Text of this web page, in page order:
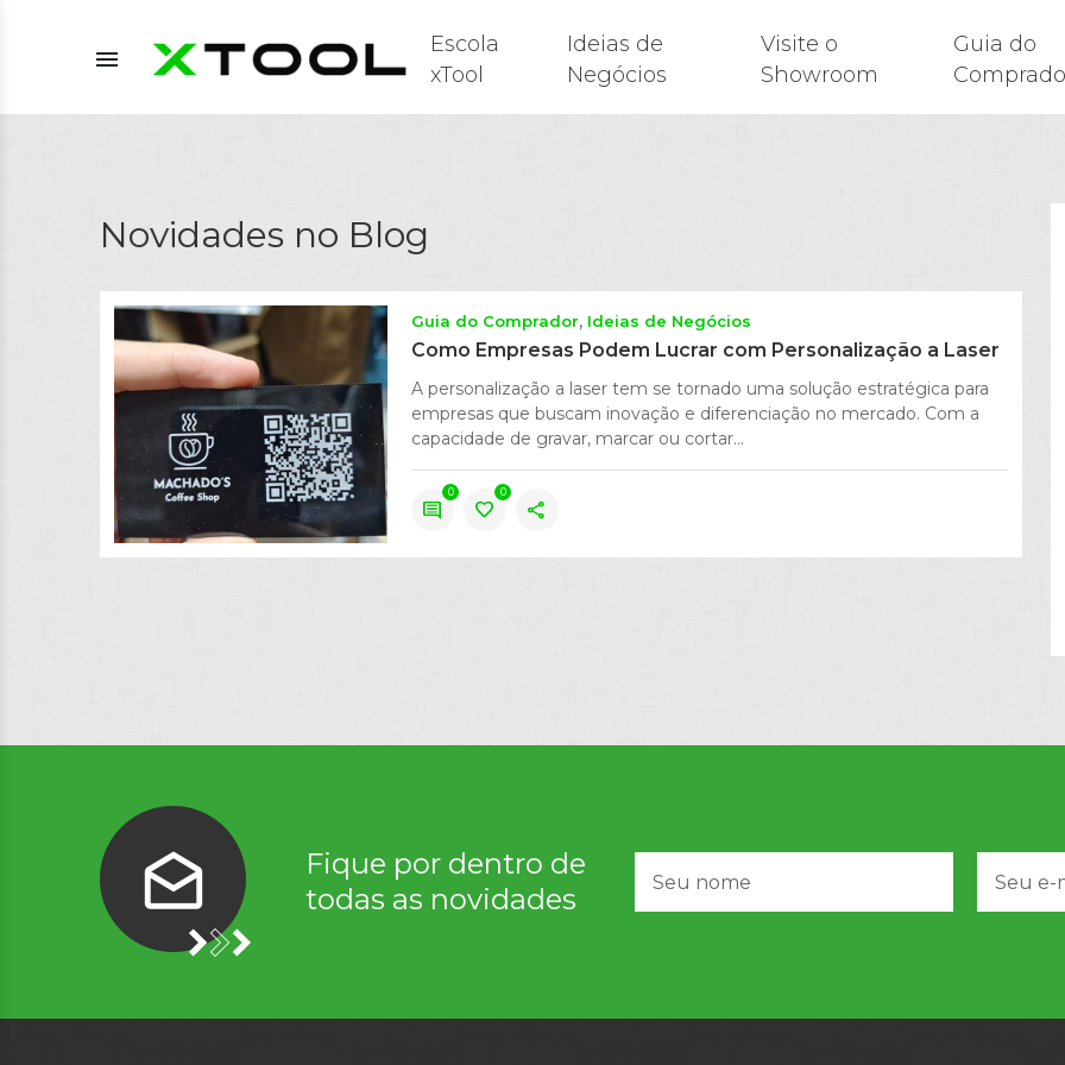
menu
Escola
xTool
Ideias de
Negócios
Visite o
Showroom
Guia do
Novidades no Blog
Guia do Comprador Ideias de Negócios
Como Empresas Podem Lucrar com Personalização a Laser
A personalização a laser tem se tornado uma solução estratégica para
empresas que buscam inovação e diferenciação no mercado. Com a
capacidade de gravar, marcar ou cortar...
comment
0
favorite
0
share
Fique por dentro de
todas as novidades